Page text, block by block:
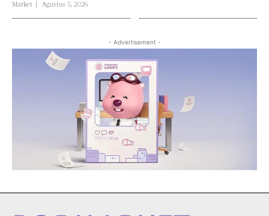
Market Agustus 5, 2026
- Advertisement -